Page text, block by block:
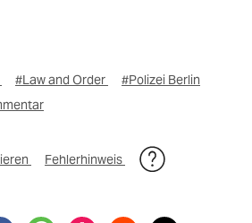
#Law and Order
#Polizei Berlin
Fehlerhinweis